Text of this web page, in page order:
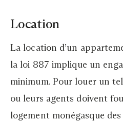
Location
La location d’un
la loi 887 implique un
minimum. Pour louer un
ou leurs agents doivent
logement monégasque